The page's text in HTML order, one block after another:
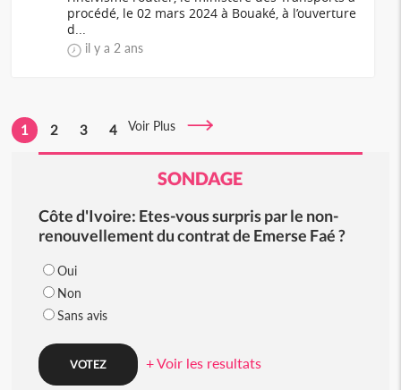
procédé, le 02 mars 2024 à Bouaké, à l’ouverture
d...
il y a 2 ans
1 2 3 4 Voir Plus
SONDAGE
Côte d'Ivoire: Etes-vous surpris par le non-
renouvellement du contrat de Emerse Faé ?
Oui
Non
Sans avis
+ Voir les resultats